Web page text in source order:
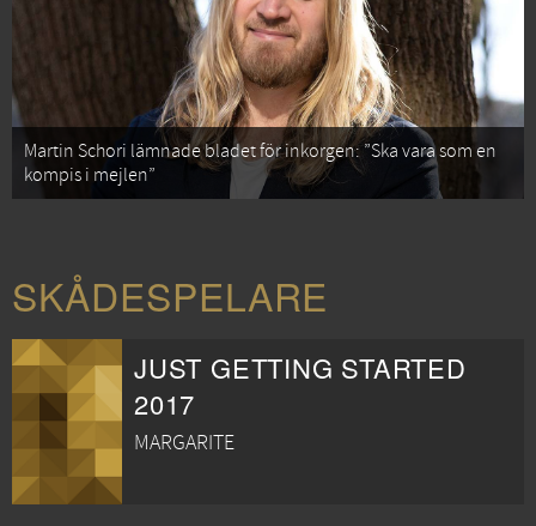
Martin Schori lämnade bladet för inkorgen: ”Ska vara som en
kompis i mejlen”
SKÅDESPELARE
JUST GETTING STARTED
2017
MARGARITE